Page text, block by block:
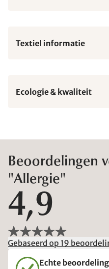
Textiel informatie
Ecologie & kwaliteit
Beoordelingen
"Allergie"
4,9
Gebaseerd op 19
Echte